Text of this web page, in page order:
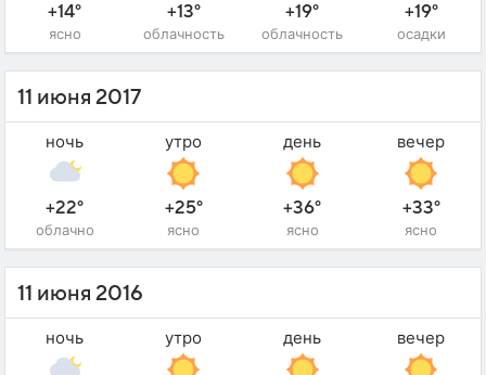
+14°
ясно
+13°
облачность
+19°
облачность
+19°
осадки
11 июня 2017
ночь
+22°
облачно
утро
+25°
ясно
день
+36°
ясно
вечер
+33°
ясно
11 июня 2016
ночь утро день вечер